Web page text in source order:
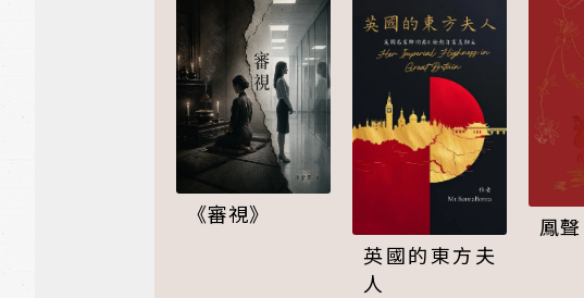
《審視》
英國的東方夫
人
鳳聲